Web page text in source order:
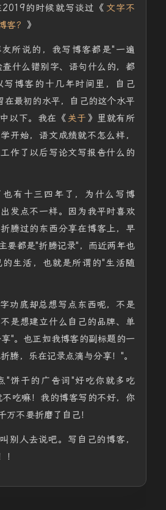
的时候就写谈过《 文字不
客？
》
所说的，我写博客都是"一遍
什么错别字、语句什么的，都
写博客的十几年时间里，自己
在最初的水平，自己的这个水平
以下。我在《 关于 》里就有所
开始，语文成绩就不怎么样，
作了以后写论文写报告什么的
也有十三四年了，为什么写博
发点不一样。因为我平时喜欢
腾过的东西分享在博客上，早
要都是"折腾记录"，而近两年也
生活，也就是所谓的"生活随
功底却总想写点东西呢，不是
是想建立什么自己的品牌、单
"。也正如我博客的副标题的一
腾，乐在记录点滴与分享！"。
"饼干的广告词"好吃你就多吃
吃嘛！我的博客写的不好，你
万不要折磨了自己！
别人去说吧。写自己的博客，
！